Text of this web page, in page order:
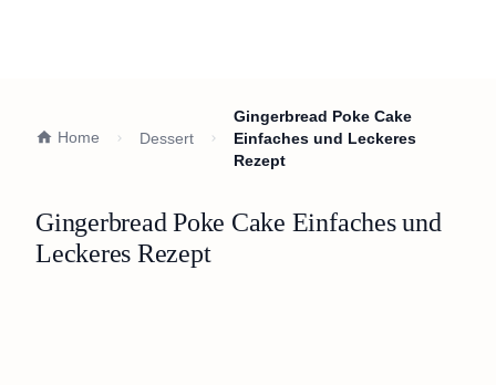
Home Dessert
Gingerbread Poke Cake
Einfaches und Leckeres
Rezept
Gingerbread Poke Cake Einfaches und
Leckeres Rezept